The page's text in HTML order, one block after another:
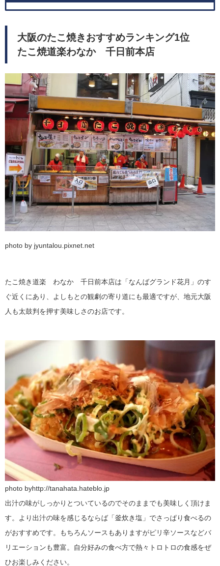
大阪のたこ焼きおすすめランキング1位
たこ焼道楽わなか 千日前本店
photo by jyuntalou.pixnet.net
たこ焼き道楽 わなか 千日前本店は「なんばグランド花月」のす
ぐ近くにあり、よしもとの観劇の寄り道にも最適ですが、地元大阪
人も太鼓判を押す美味しさのお店です。
photo byhttp://tanahata.hateblo.jp
出汁の味がしっかりとついているのでそのままでも美味しく頂けま
す。より出汁の味を感じるならば「釜炊き塩」でさっぱり食べるの
がおすすめです。もちろんソースもありますがピリ辛ソースなどバ
リエーションも豊富。自分好みの食べ方で熱々トロトロの食感をぜ
ひお楽しみください。